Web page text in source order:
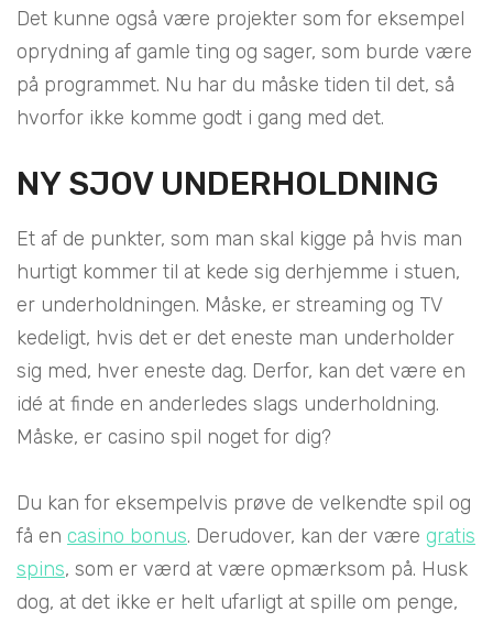
Det kunne også være projekter som for eksempel
oprydning af gamle ting og sager, som burde være
på programmet. Nu har du måske tiden til det, så
hvorfor ikke komme godt i gang med det.
NY SJOV UNDERHOLDNING
Et af de punkter, som man skal kigge på hvis man
hurtigt kommer til at kede sig derhjemme i stuen,
er underholdningen. Måske, er streaming og TV
kedeligt, hvis det er det eneste man underholder
sig med, hver eneste dag. Derfor, kan det være en
idé at finde en anderledes slags underholdning.
Måske, er casino spil noget for dig?
Du kan for eksempelvis prøve de velkendte spil og
få en casino bonus. Derudover, kan der være gratis
spins, som er værd at være opmærksom på. Husk
dog, at det ikke er helt ufarligt at spille om penge,